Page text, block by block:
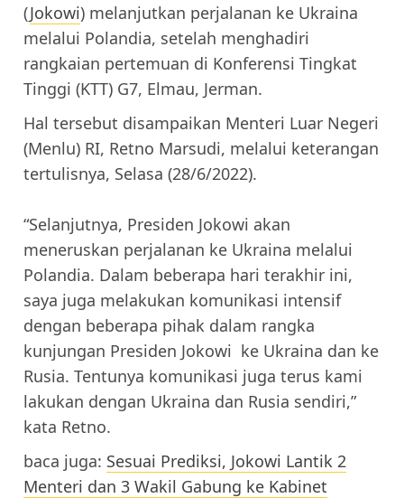
(Jokowi) melanjutkan perjalanan ke Ukraina
melalui Polandia, setelah menghadiri
rangkaian pertemuan di Konferensi Tingkat
Tinggi (KTT) G7, Elmau, Jerman.
Hal tersebut disampaikan Menteri Luar Negeri
(Menlu) RI, Retno Marsudi, melalui keterangan
tertulisnya, Selasa (28/6/2022).
“Selanjutnya, Presiden Jokowi akan
meneruskan perjalanan ke Ukraina melalui
Polandia. Dalam beberapa hari terakhir ini,
saya juga melakukan komunikasi intensif
dengan beberapa pihak dalam rangka
kunjungan Presiden Jokowi ke Ukraina dan ke
Rusia. Tentunya komunikasi juga terus kami
lakukan dengan Ukraina dan Rusia sendiri,”
kata Retno.
baca juga: Sesuai Prediksi, Jokowi Lantik 2
Menteri dan 3 Wakil Gabung ke Kabinet